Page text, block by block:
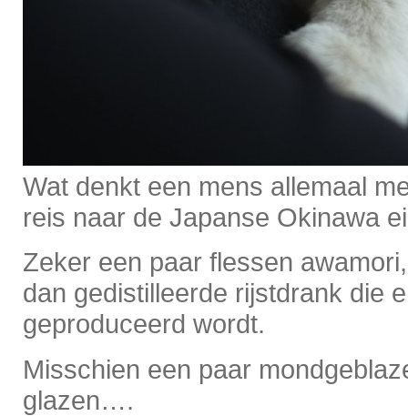
Wat denkt een mens allemaal
reis naar de Japanse Okinawa
Zeker een paar flessen
dan gedistilleerde rijstdrank die
geproduceerd wordt.
Misschien een paar
glazen….